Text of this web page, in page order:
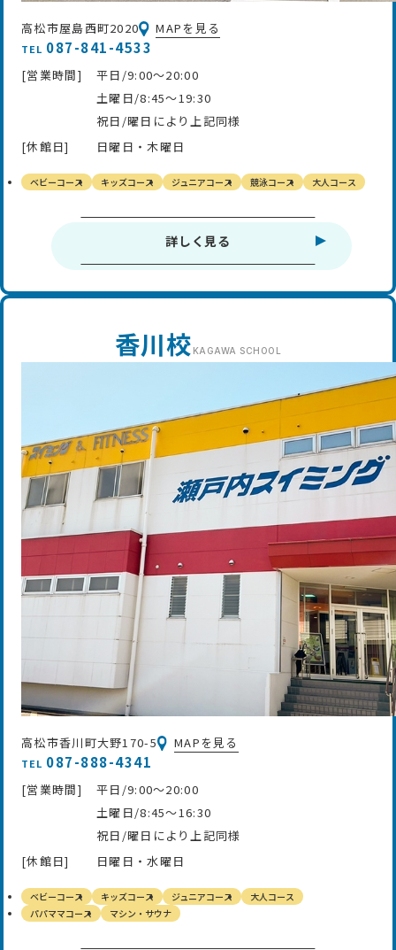
高松市屋島西町2020 MAPを見る
TEL 087-841-4533
[営業時間]
平日/9:00～20:00
土曜日/8:45～19:30
祝日/曜日により上記同様
[休館日]
日曜日・木曜日
ベビーコース キッズコース ジュニアコース 競泳コース 大人コース
詳しく見る
香川校 KAGAWA SCHOOL
高松市香川町大野170-5 MAPを見る
TEL 087-888-4341
[営業時間]
平日/9:00～20:00
土曜日/8:45～16:30
祝日/曜日により上記同様
[休館日]
日曜日・水曜日
ベビーコース キッズコース ジュニアコース
大人コース
パパママコース
マシン・サウナ